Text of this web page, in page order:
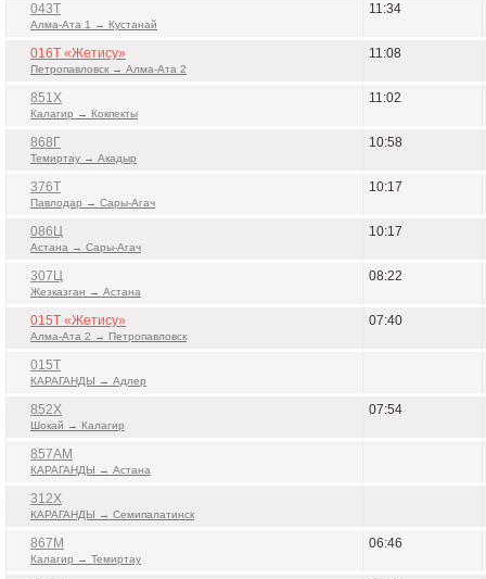
043Т
Алма-Ата 1 → Кустанай
11:34
016Т «Жетису»
Петропавловск → Алма-Ата 2
11:08
851Х
Калагир → Кокпекты
11:02
868Г
Темиртау → Акадыр
10:58
376Т
Павлодар → Сары-Агач
10:17
086Ц
Астана → Сары-Агач
10:17
307Ц
Жезказган → Астана
08:22
015Т «Жетису»
Алма-Ата 2 → Петропавловск
07:40
015Т
КАРАГАНДЫ → Адлер
852Х
Шокай → Калагир
07:54
857АМ
КАРАГАНДЫ → Астана
312Х
КАРАГАНДЫ → Семипалатинск
867М
Калагир → Темиртау
06:46